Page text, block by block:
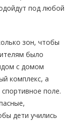
под любой
зон, чтобы
было
с домом
комплекс, а
поле.
дети учились